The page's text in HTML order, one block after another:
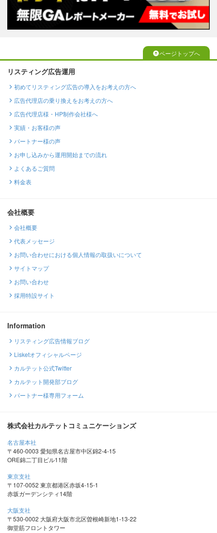
ページトップへ
リスティング広告運用
初めてリスティング広告の導入をお考えの方へ
広告代理店の乗り換えをお考えの方へ
広告代理店様・HP制作会社様へ
実績・お客様の声
パートナー様の声
お申し込みから運用開始までの流れ
よくあるご質問
料金表
会社概要
会社概要
代表メッセージ
お問い合わせにおける個人情報の取扱いについて
サイトマップ
お問い合わせ
採用特設サイト
Information
リスティング広告情報ブログ
Lisketオフィシャルページ
カルテット公式Twitter
カルテット開発部ブログ
パートナー様専用フォーム
株式会社カルテットコミュニケーションズ
名古屋本社
〒460-0003 愛知県名古屋市中区錦2-4-15
ORE錦二丁目ビル11階
東京支社
〒107-0052 東京都港区赤坂4-15-1
赤坂ガーデンシティ14階
大阪支社
〒530-0002 大阪府大阪市北区曽根崎新地1-13-22
御堂筋フロントタワー